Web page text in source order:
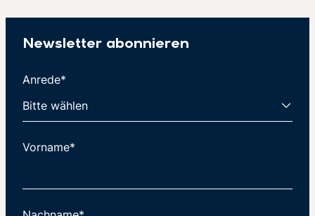
Newsletter abonnieren
Anrede*
Vorname*